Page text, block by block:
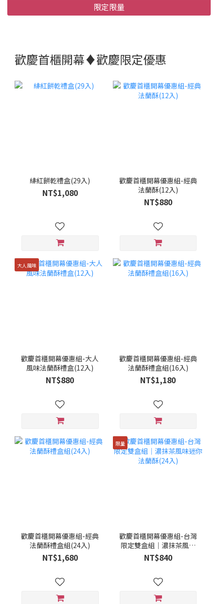
限定限量
歡慶首櫃開幕♦歡慶限定優惠
緋紅餅乾禮盒(29入)
NT$1,080
歡慶首櫃開幕優惠組-經典
法蘭酥(12入)
NT$880
大人風味
歡慶首櫃開幕優惠組-大人
風味法蘭酥禮盒(12入)
NT$880
歡慶首櫃開幕優惠組-經典
法蘭酥禮盒組(16入)
NT$1,180
歡慶首櫃開幕優惠組-經典
法蘭酥禮盒組(24入)
NT$1,680
限量
歡慶首櫃開幕優惠組-台灣
限定雙盒組｜濃抹茶風味
迷你法蘭酥(24入)
NT$840